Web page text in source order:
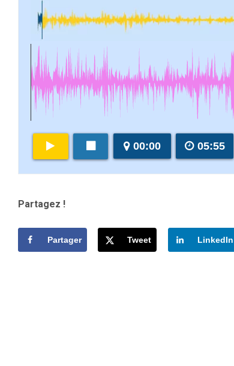
00:00 05:55
Partagez !
Partager Tweet LinkedIn